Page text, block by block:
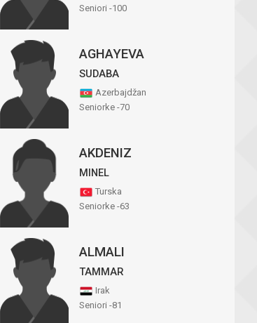
Seniori -100
AGHAYEVA
SUDABA
Azerbajdžan
Seniorke -70
AKDENIZ
MINEL
Turska
Seniorke -63
ALMALI
TAMMAR
Irak
Seniori -81